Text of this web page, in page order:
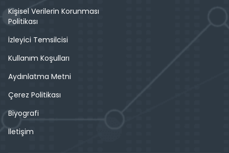
Kişisel Verilerin Korunması
Politikası
İzleyici Temsilcisi
Kullanım Koşulları
Aydınlatma Metni
Çerez Politikası
Biyografi
İletişim